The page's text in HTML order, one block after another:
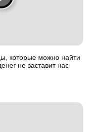
которые можно найти
не заставит нас